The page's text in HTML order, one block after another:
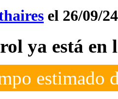
el 26/09/24
ya está en
estimado